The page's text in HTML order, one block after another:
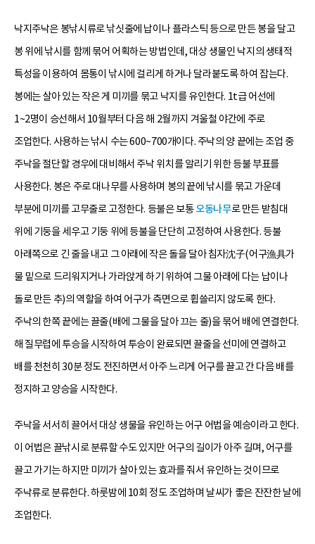
낙지주낙은 봉낚시류로 낚싯줄에 납이나 플라스틱 등으로 만든 봉을 달고
봉 위에 낚시를 함께 묶어 어획하는 방법인데, 대상 생물인 낙지의 생태적
특성을 이용하여 몸통이 낚시에 걸리게 하거나 달라붙도록 하여 잡는다.
봉에는 살아 있는 작은 게 미끼를 묶고 낙지를 유인한다. 1t급 어선에
1~2명이 승선해서 10월부터 다음 해 2월까지 겨울철 야간에 주로
조업한다. 사용하는 낚시 수는 600~700개이다. 주낙의 양 끝에는 조업 중
주낙을 절단할 경우에 대비해서 주낙 위치를 알리기 위한 등불 부표를
사용한다. 봉은 주로 대나무를 사용하며 봉의 끝에 낚시를 묶고 가운데
부분에 미끼를 고무줄로 고정한다. 등불은 보통오동나무로 만든 받침대
위에 기둥을 세우고 기둥 위에 등불을 단단히 고정하여 사용한다. 등불
아래쪽으로 긴 줄을 내고 그 아래에 작은 돌을 달아 침자沈子(어구漁具가
물 밑으로 드리워지거나 가라앉게 하기 위하여 그물 아래에 다는 납이나
돌로 만든 추)의 역할을 하여 어구가 측면으로 휩쓸리지 않도록 한다.
주낙의 한쪽 끝에는 끌줄(배에 그물을 달아 끄는 줄)을 묶어 배에 연결한다.
해 질무렵에 투승을 시작하여 투승이 완료되면 끌줄을 선미에 연결하고
배를 천천히 30분 정도 전진하면서 아주 느리게 어구를 끌고 간 다음 배를
정지하고 양승을 시작한다.
주낙을 서서히 끌어서 대상 생물을 유인하는 어구 어법을 예승이라고 한다.
이 어법은 끌낚시로 분류할 수도 있지만 어구의 길이가 아주 길며, 어구를
끌고 가기는 하지만 미끼가 살아 있는 효과를 줘서 유인하는 것이므로
주낙류로 분류한다. 하룻밤에 10회 정도 조업하며 날씨가 좋은 잔잔한 날에
조업한다.